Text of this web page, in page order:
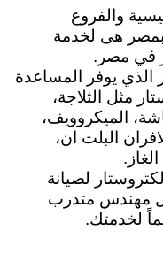
والفروع
بمصر هى لخدمة
في مصر.
الذي يوفر المساعدة
مثل الثلاجة،
الميكروويف،
البلت ان،
لصيانة
مهندس متدرب
لخدمتك.